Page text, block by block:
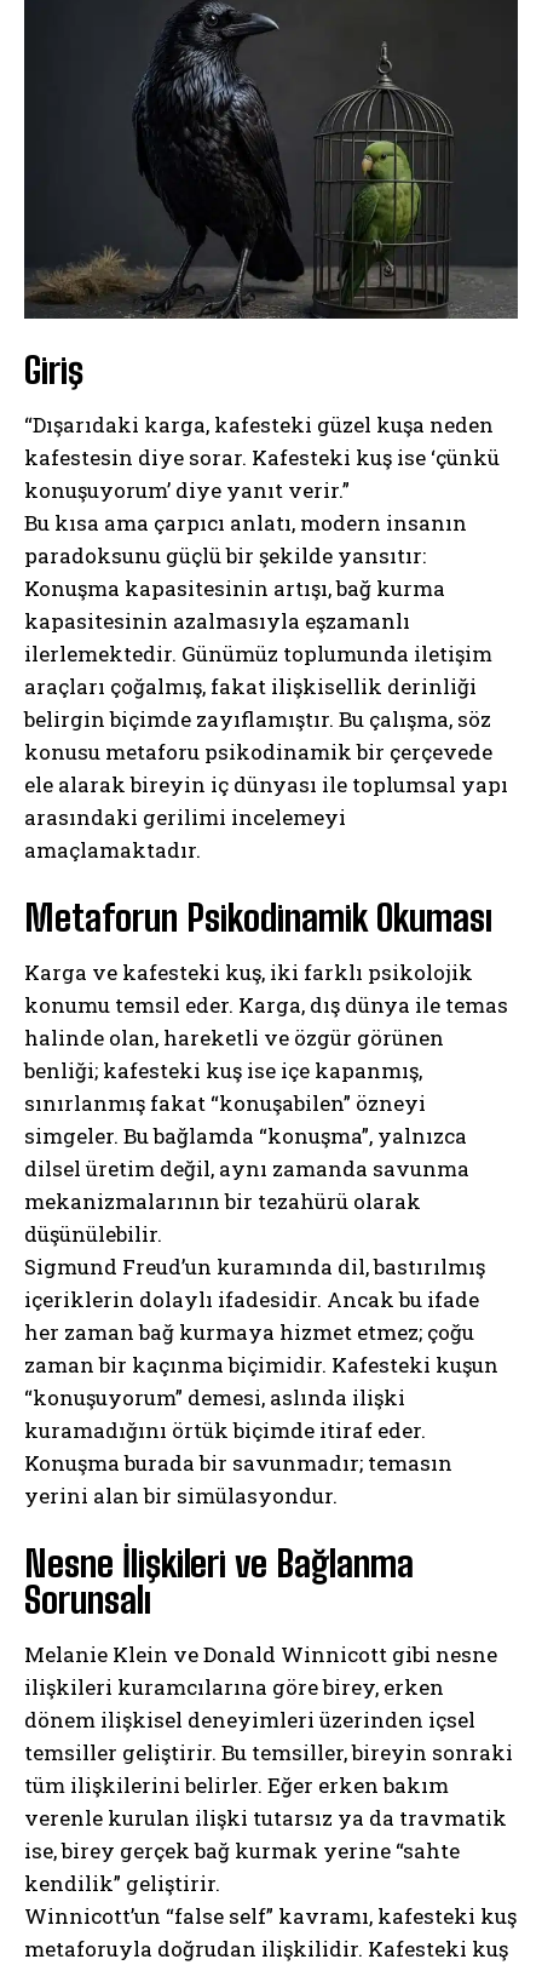
Giriş
“Dışarıdaki karga, kafesteki güzel kuşa neden
kafestesin diye sorar. Kafesteki kuş ise ‘çünkü
konuşuyorum’ diye yanıt verir.”
Bu kısa ama çarpıcı anlatı, modern insanın
paradoksunu güçlü bir şekilde yansıtır:
Konuşma kapasitesinin artışı, bağ kurma
kapasitesinin azalmasıyla eşzamanlı
ilerlemektedir. Günümüz toplumunda iletişim
araçları çoğalmış, fakat ilişkisellik derinliği
belirgin biçimde zayıflamıştır. Bu çalışma, söz
konusu metaforu psikodinamik bir çerçevede
ele alarak bireyin iç dünyası ile toplumsal yapı
arasındaki gerilimi incelemeyi
amaçlamaktadır.
Metaforun Psikodinamik Okuması
Karga ve kafesteki kuş, iki farklı psikolojik
konumu temsil eder. Karga, dış dünya ile temas
halinde olan, hareketli ve özgür görünen
benliği; kafesteki kuş ise içe kapanmış,
sınırlanmış fakat “konuşabilen” özneyi
simgeler. Bu bağlamda “konuşma”, yalnızca
dilsel üretim değil, aynı zamanda savunma
mekanizmalarının bir tezahürü olarak
düşünülebilir.
Sigmund Freud’un kuramında dil, bastırılmış
içeriklerin dolaylı ifadesidir. Ancak bu ifade
her zaman bağ kurmaya hizmet etmez; çoğu
zaman bir kaçınma biçimidir. Kafesteki kuşun
“konuşuyorum” demesi, aslında ilişki
kuramadığını örtük biçimde itiraf eder.
Konuşma burada bir savunmadır; temasın
yerini alan bir simülasyondur.
Nesne İlişkileri ve Bağlanma
Sorunsalı
Melanie Klein ve Donald Winnicott gibi nesne
ilişkileri kuramcılarına göre birey, erken
dönem ilişkisel deneyimleri üzerinden içsel
temsiller geliştirir. Bu temsiller, bireyin sonraki
tüm ilişkilerini belirler. Eğer erken bakım
verenle kurulan ilişki tutarsız ya da travmatik
ise, birey gerçek bağ kurmak yerine “sahte
kendilik” geliştirir.
Winnicott’un “false self” kavramı, kafesteki kuş
metaforuyla doğrudan ilişkilidir. Kafesteki kuş